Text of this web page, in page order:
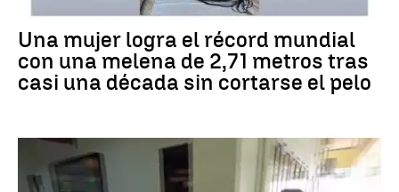
RÉCORD GUINNESS
Una mujer logra el récord mundial
con una melena de 2,71 metros tras
casi una década sin cortarse el pelo